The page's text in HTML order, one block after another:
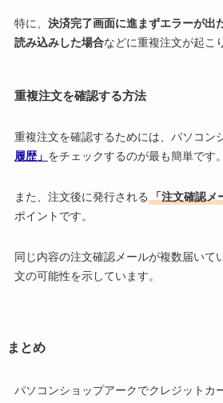
特に、 決済完了画面に進まずエラーが出
読み込みした場合などに重複注文が起こ
重複注文を確認する方法
重複注文を確認するためには、パソコン
履歴」 をチェックするのが最も簡単です。
また、注文後に発行される 「注文確認メ
ポイントです。
同じ内容の注文確認メールが複数届いて
文の可能性を示しています。
まとめ
パソコンショップアークでクレジットカ